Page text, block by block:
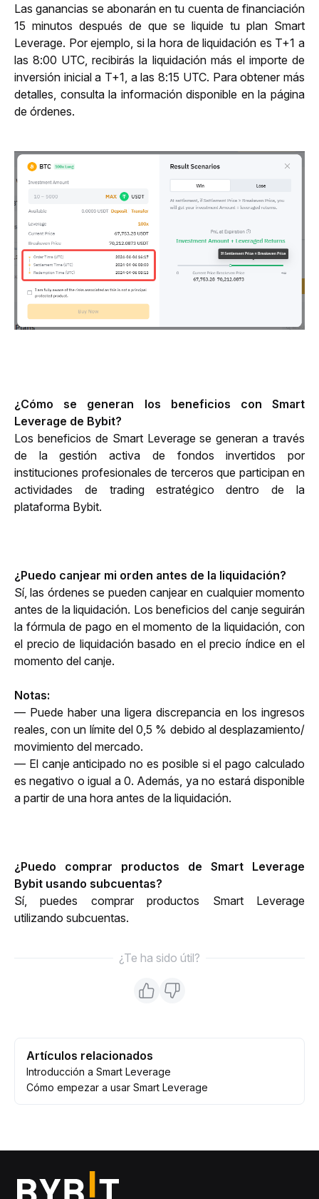
Las ganancias se abonarán en tu cuenta de financiación
15 minutos después de que se liquide tu plan Smart
Leverage. Por ejemplo, si la hora de liquidación es T+1 a
las 8:00 UTC, recibirás la liquidación más el importe de
inversión inicial a T+1, a las 8:15 UTC. Para obtener más
detalles, consulta la información disponible en la página
de órdenes.
¿Cómo se generan los beneficios con Smart
Leverage de Bybit?
Los beneficios de Smart Leverage se generan a través
de la gestión activa de fondos invertidos por
instituciones profesionales de terceros que participan en
actividades de trading estratégico dentro de la
plataforma Bybit.
¿Puedo canjear mi orden antes de la liquidación?
Sí, las órdenes se pueden canjear en cualquier momento
antes de la liquidación. Los beneficios del canje seguirán
la fórmula de pago en el momento de la liquidación, con
el precio de liquidación basado en el precio índice en el
momento del canje.
Notas:
— Puede haber una ligera discrepancia en los ingresos
reales, con un límite del 0,5 % debido al desplazamiento/
movimiento del mercado.
— El canje anticipado no es posible si el pago calculado
es negativo o igual a 0. Además, ya no estará disponible
a partir de una hora antes de la liquidación.
¿Puedo comprar productos de Smart Leverage
Bybit usando subcuentas?
Sí, puedes comprar productos Smart Leverage
utilizando subcuentas.
¿Te ha sido útil?
Artículos relacionados
Introducción a Smart Leverage
Cómo empezar a usar Smart Leverage